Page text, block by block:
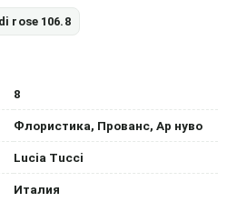
rose 106.8
8
Флористика, Прованс, Ар нуво
Lucia Tucci
Италия